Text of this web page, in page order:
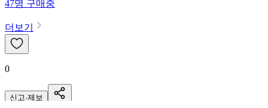
47명구매중
더보기
0
신고·제보